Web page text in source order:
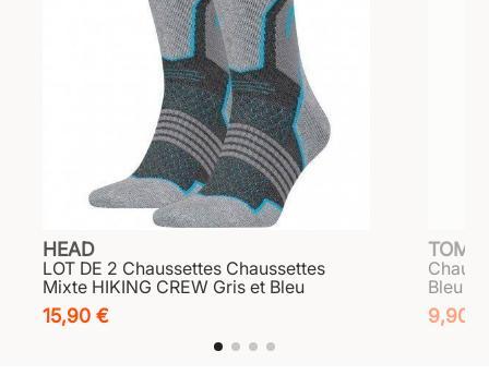
HEAD
LOT DE 2 Chaussettes Chaussettes
Mixte HIKING CREW Gris et Bleu
15,90 €
Bleu et
9,90 €